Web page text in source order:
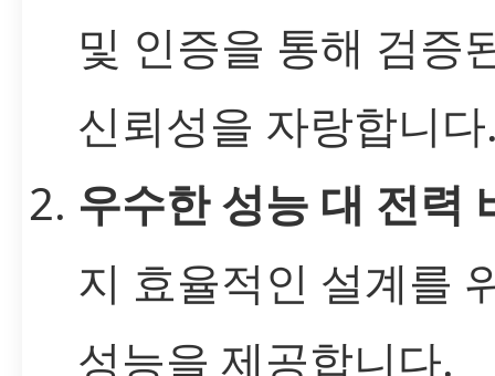
및 인증을 통해 검증
신뢰성을 자랑합니
우수한 성능 대 전력
지 효율적인 설계를
성능을 제공합니다.